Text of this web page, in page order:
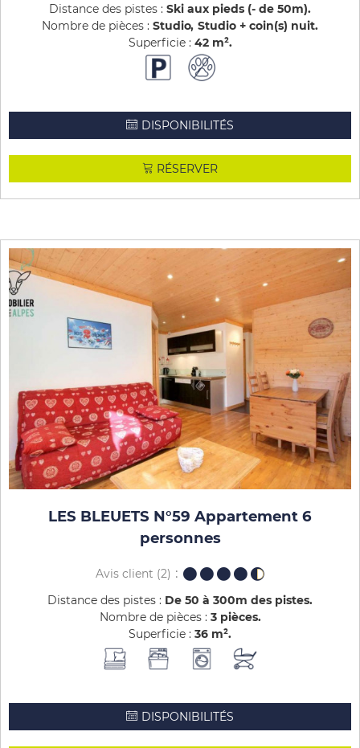
Distance des pistes : Ski aux pieds (- de 50m)
Nombre de pièces : Studio Studio + coin(s) nuit
Superficie : 42 m²
DISPONIBILITÉS
RÉSERVER
LES BLEUETS N°59 Appartement 6
personnes
Avis client (2)
Distance des pistes : De 50 à 300m des pistes
Nombre de pièces : 3 pièces
Superficie : 36 m²
DISPONIBILITÉS